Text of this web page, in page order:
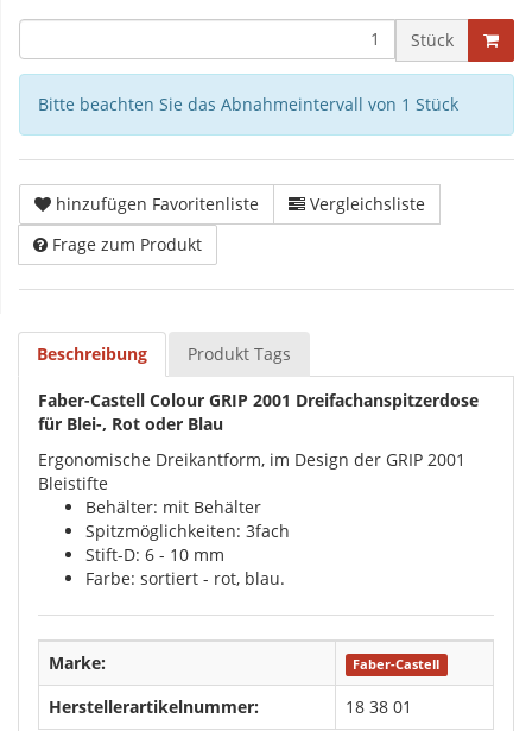
Stück
Bitte beachten Sie das Abnahmeintervall von 1 Stück
hinzufügen Favoritenliste
Vergleichsliste
Frage zum Produkt
Beschreibung Produkt Tags
Faber-Castell Colour GRIP 2001 Dreifachanspitzerdose
für Blei-, Rot oder Blau
Ergonomische Dreikantform, im Design der GRIP 2001
Bleistifte
Behälter: mit Behälter
Spitzmöglichkeiten: 3fach
Stift-D: 6 - 10 mm
Farbe: sortiert - rot, blau.
Marke: Faber-Castell
Herstellerartikelnummer: 18 38 01